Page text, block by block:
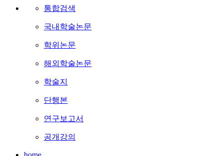
통합검색
국내학술논문
학위논문
해외학술논문
학술지
단행본
연구보고서
공개강의